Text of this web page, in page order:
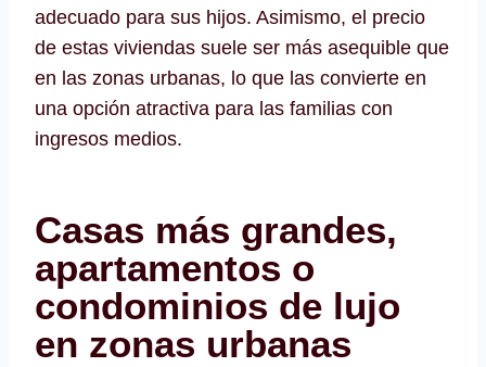
adecuado para sus hijos. Asimismo, el precio
de estas viviendas suele ser más asequible que
en las zonas urbanas, lo que las convierte en
una opción atractiva para las familias con
ingresos medios.
Casas más grandes,
apartamentos o
condominios de lujo
en zonas urbanas